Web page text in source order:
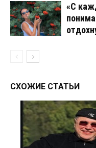
«С
СХОЖИЕ СТАТЬИ